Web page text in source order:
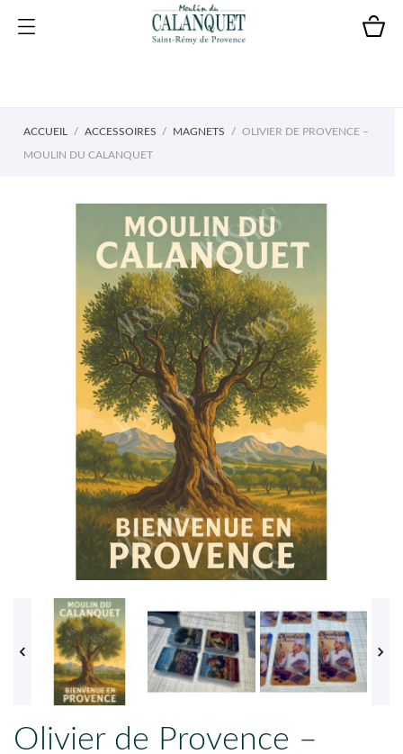
ACCUEIL ACCESSOIRES MAGNETS OLIVIER DE PROVENCE –
MOULIN DU CALANQUET
 
Olivier de Provence –